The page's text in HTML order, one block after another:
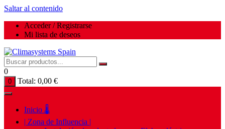
Saltar al contenido
Acceder / Registrarse
Mi lista de deseos
0
0 Total: 0,00 €
Inicio 🌡️
| Zona de Influencia |